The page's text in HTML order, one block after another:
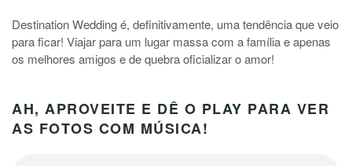
Destination Wedding é, definitivamente, uma tendência que veio
para ficar! Viajar para um lugar massa com a família e apenas
os melhores amigos e de quebra oficializar o amor!
AH, APROVEITE E DÊ O PLAY PARA VER
AS FOTOS COM MÚSICA!